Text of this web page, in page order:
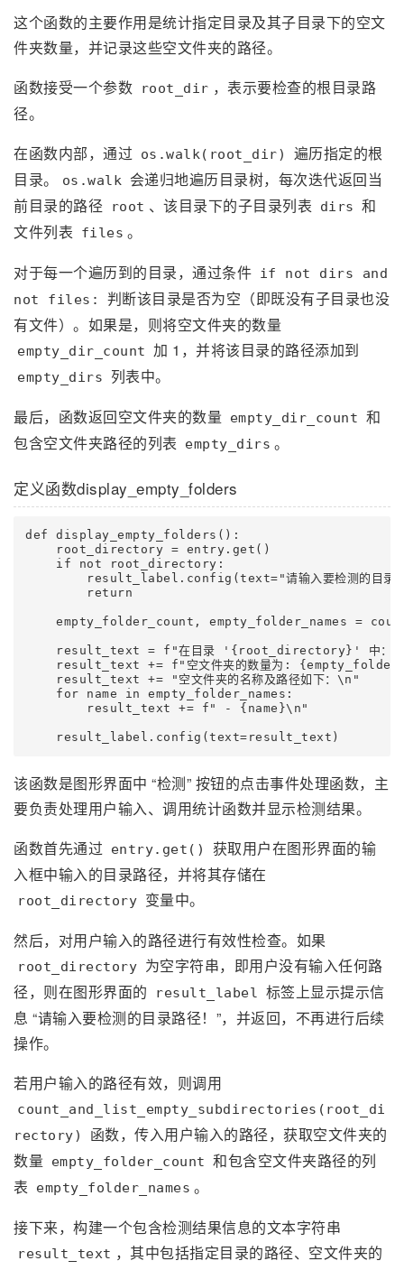
这个函数的主要作用是统计指定目录及其子目录下的空文
件夹数量，并记录这些空文件夹的路径。
函数接受一个参数
root_dir ，表示要检查的根目录路
径。
在函数内部，通过
os.walk(root_dir)
遍历指定的根
目录。
os.walk
会递归地遍历目录树，每次迭代返回当
前目录的路径
root 、该目录下的子目录列表 dirs 和
文件列表
files 。
对于每一个遍历到的目录，通过条件 if not dirs and
not files:
判断该目录是否为空（即既没有子目录也没
有文件）。如果是，则将空文件夹的数量
empty_dir_count 加 1，并将该目录的路径添加到
empty_dirs
列表中。
最后，函数返回空文件夹的数量
empty_dir_count 和
包含空文件夹路径的列表
empty_dirs 。
定义函数display_empty_folders
def display_empty_folders():
    root_directory = entry.get()
    if not root_directory:
result_label.config(text="请输入要检测的目录
        return
empty_folder_count, empty_folder_names =
result_text = f"在目录 '{root_directory}' 中：
result_text += f"空文件夹的数量为:
    result_text += "空文件夹的名称及路径如下：\n"
    for name in empty_folder_names:
        result_text += f" - {name}\n"
该函数是图形界面中 “检测” 按钮的点击事件处理函数，主
要负责处理用户输入、调用统计函数并显示检测结果。
函数首先通过
entry.get()
获取用户在图形界面的输
入框中输入的目录路径，并将其存储在
root_directory 变量中。
然后，对用户输入的路径进行有效性检查。如果
root_directory 为空字符串，即用户没有输入任何路
径，则在图形界面的
result_label 标签上显示提示信
息 “请输入要检测的目录路径！”，并返回，不再进行后续
操作。
若用户输入的路径有效，则调用
count_and_list_empty_subdirectories(root_di
rectory)
函数，传入用户输入的路径，获取空文件夹的
数量
empty_folder_count 和包含空文件夹路径的列
表
empty_folder_names 。
接下来，构建一个包含检测结果信息的文本字符串
result_text ，其中包括指定目录的路径、空文件夹的